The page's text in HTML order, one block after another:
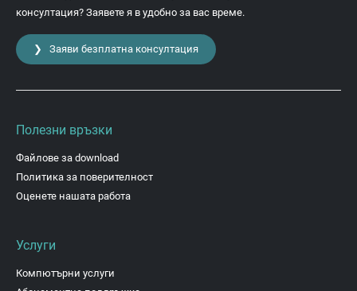
консултация? Заявете я в удобно за вас време.
❯ Заяви безплатна консултация
Полезни връзки
Файлове за download
Политика за поверителност
Оценете нашата работа
Услуги
Компютърни услуги